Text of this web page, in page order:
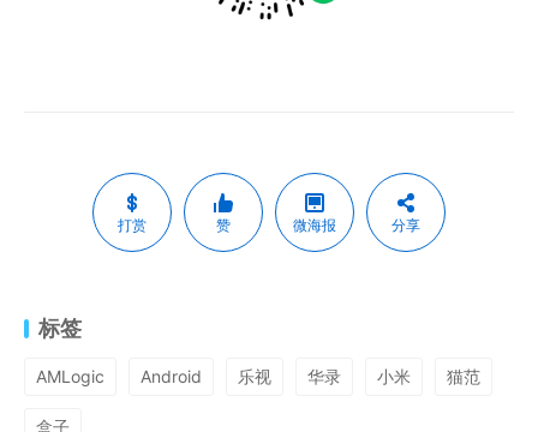
打赏 赞 微海报 分享
标签
AMLogic Android 乐视 华录 小米 猫范
盒子